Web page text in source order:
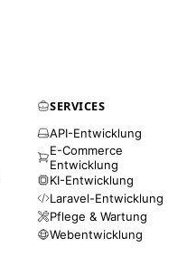
SERVICES
API-Entwicklung
E-Commerce
Entwicklung
KI-Entwicklung
Laravel-Entwicklung
Pflege & Wartung
Webentwicklung